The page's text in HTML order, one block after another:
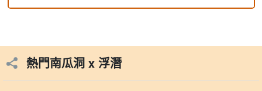
熱門南瓜洞 x 浮潛